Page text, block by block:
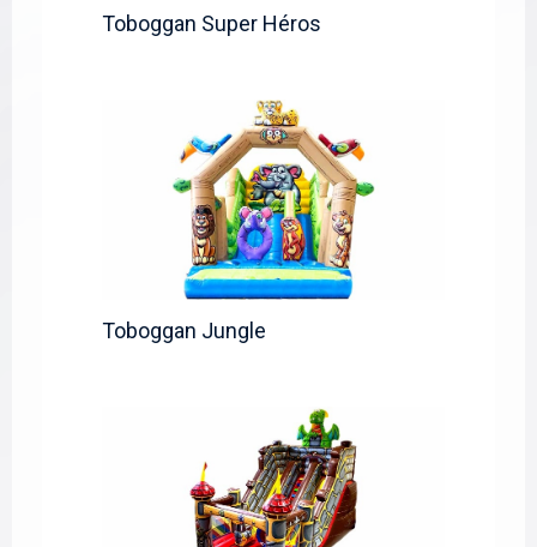
Toboggan Super Héros
Toboggan Jungle